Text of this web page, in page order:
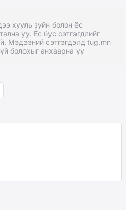
хууль зүйн болон ёс
уу. Ёс бус сэтгэгдлийг
Мэдээний сэтгэгдэлд tug.mn
болохыг анхаарна уу